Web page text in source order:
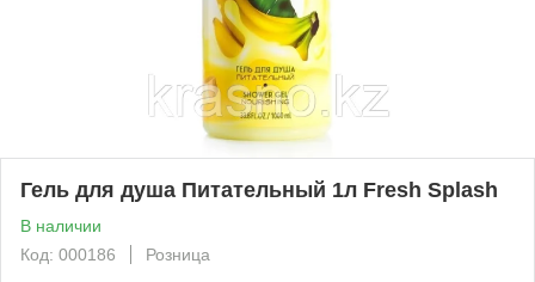
Гель для душа Питательный 1л Fresh Splash
В наличии
Код: 000186
Розница